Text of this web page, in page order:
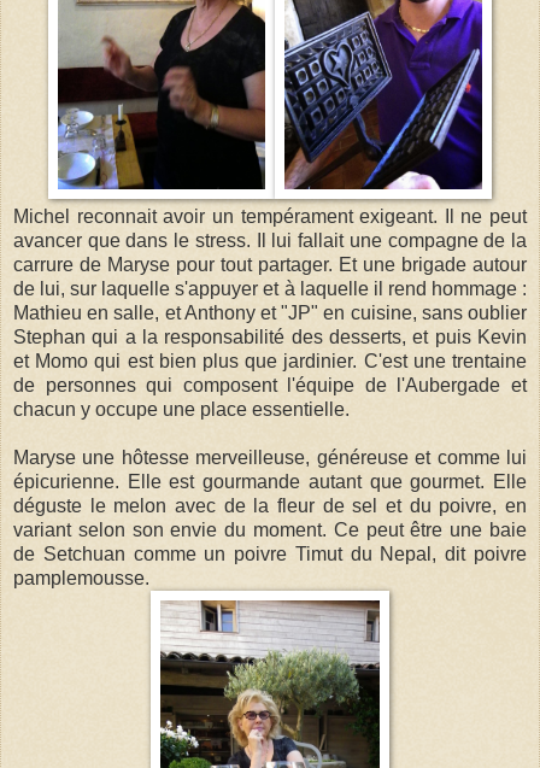
Michel reconnait avoir un tempérament exigeant. Il ne peut
avancer que dans le stress. Il lui fallait une compagne de la
carrure de Maryse pour tout partager. Et une brigade autour
de lui, sur laquelle s'appuyer et à laquelle il rend hommage :
Mathieu en salle, et Anthony et "JP" en cuisine, sans oublier
Stephan qui a la responsabilité des desserts, et puis Kevin
et Momo qui est bien plus que jardinier. C'est une trentaine
de personnes qui composent l'équipe de l'Aubergade et
chacun y occupe une place essentielle.
Maryse une hôtesse merveilleuse, généreuse et comme lui
épicurienne. Elle est gourmande autant que gourmet. Elle
déguste le melon avec de la fleur de sel et du poivre, en
variant selon son envie du moment. Ce peut être une baie
de Setchuan comme un poivre Timut du Nepal, dit poivre
pamplemousse.